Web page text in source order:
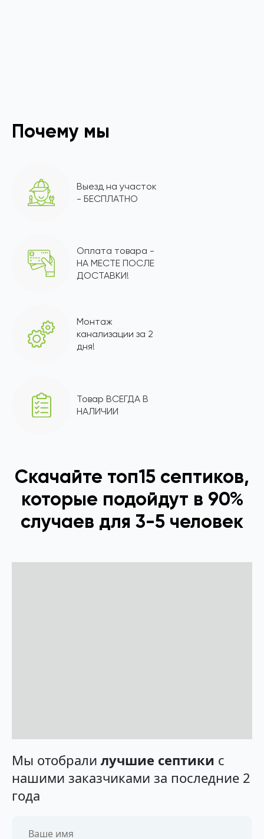
Почему мы
Выезд на участок
- БЕСПЛАТНО
Оплата товара -
НА МЕСТЕ ПОСЛЕ
ДОСТАВКИ!
Монтаж
канализации за 2
дня!
Товар ВСЕГДА В
НАЛИЧИИ
Скачайте топ15 септиков,
которые подойдут в 90%
случаев для 3-5 человек
Мы отобрали лучшие септики с
нашими заказчиками за последние 2
года